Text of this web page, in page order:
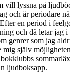
vill lyssna på
och är periodare
en period i
och då letar jag i
genrer som jag
mig själv
ljudboksapp.